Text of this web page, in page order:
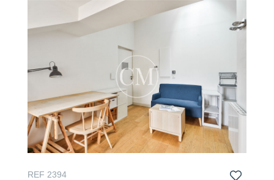
REF 2394